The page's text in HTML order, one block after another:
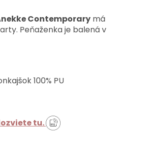
Contemporary má
Peňaženka je balená v
100% PU
tu.